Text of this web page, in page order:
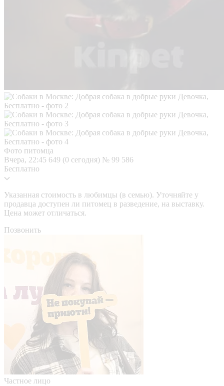
Фото питомца
Вчера, 22:45 649 (0 сегодня) № 99 586
Бесплатно
Указанная стоимость в любимцы (в семью). Уточняйте у
продавца доступен ли питомец в разведение, на выставку.
Цена может отличаться.
Позвонить
Частное лицо